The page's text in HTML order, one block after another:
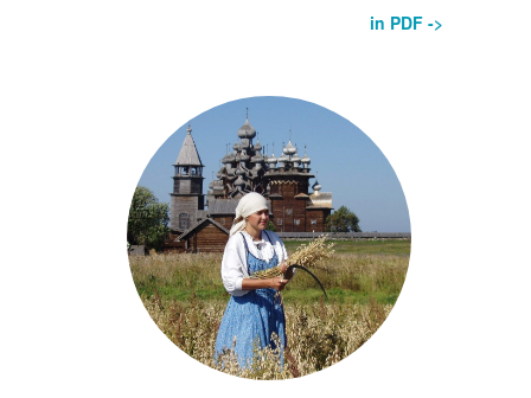
in PDF ->